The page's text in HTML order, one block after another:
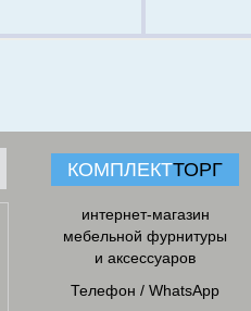
КОМПЛЕКТТОРГ
интернет-магазин
мебельной фурнитуры
и аксессуаров
Телефон / WhatsApp